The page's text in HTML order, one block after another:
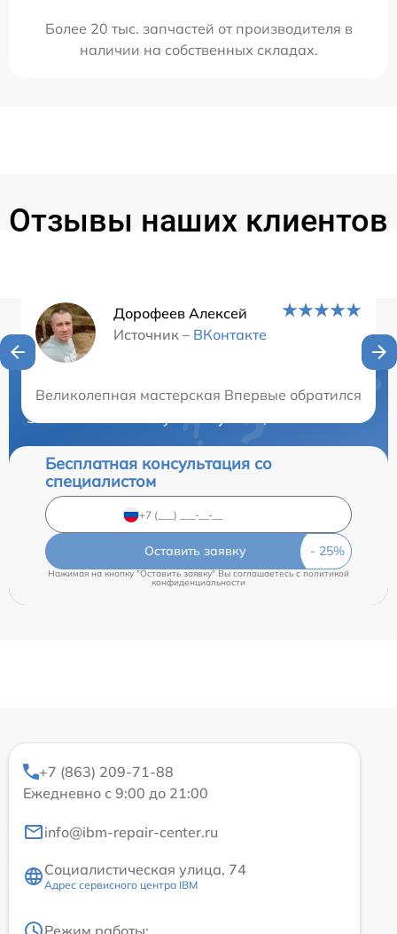
Более 20 тыс. запчастей от производителя в
наличии на собственных складах.
Отзывы наших клиентов
Дорофеев Алексей
Источник – ВКонтакте
Великолепная мастерская Впервые обратился
Нужна консультация?
Закажите бесплатную консультацию
Бесплатная консультация со
специалистом
Оставить заявку
Нажимая на кнопку "Оставить заявку" Вы соглашаетесь c политикой
конфиденциальности
+7 (863) 209-71-88
Ежедневно с 9:00 до 21:00
info@ibm-repair-center.ru
Социалистическая улица, 74
Адрес сервисного центра IBM